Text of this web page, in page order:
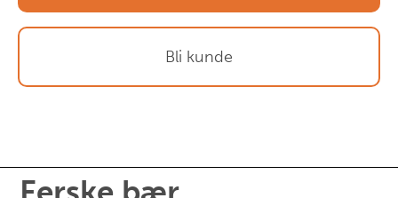
Bli kunde